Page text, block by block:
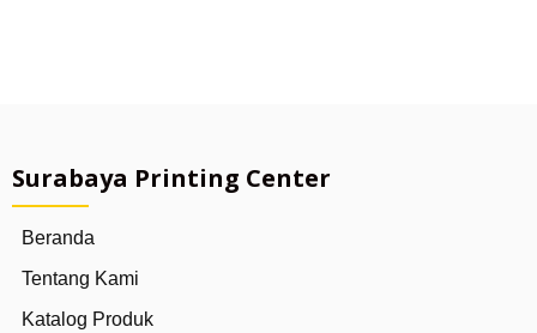
Surabaya Printing Center
Beranda
Tentang Kami
Katalog Produk